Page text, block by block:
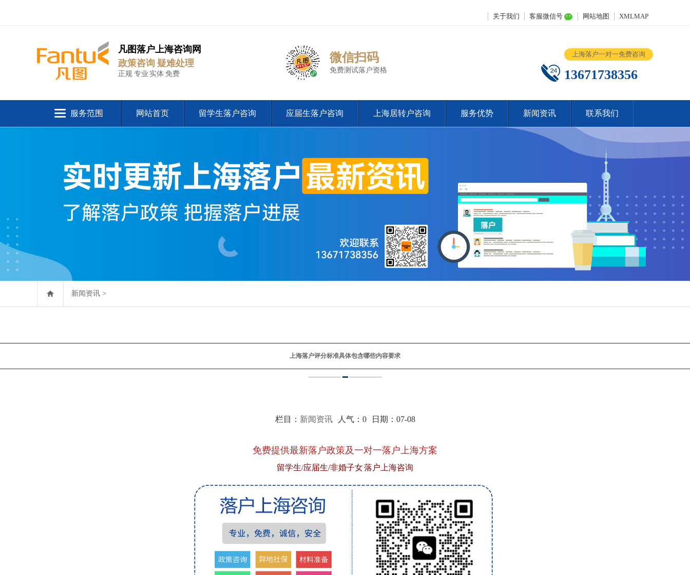
关于我们 客服微信号 网站地图 XMLMAP
凡图落户上海咨询网
政策咨询 疑难处理
正规 专业 实体 免费
微信扫码
免费测试落户资格
上海落户一对一免费咨询
13671738356
服务范围 网站首页 留学生落户咨询 应届生落户咨询 上海居转户咨询 服务优势 新闻资讯 联系我们
新闻资讯 >
上海落户评分标准具体包含哪些内容要求
栏目： 新闻资讯人气： 0日期：07-08
免费提供最新落户政策及一对一落户上海方案
留学生/应届生/非婚子女 落户上海咨询